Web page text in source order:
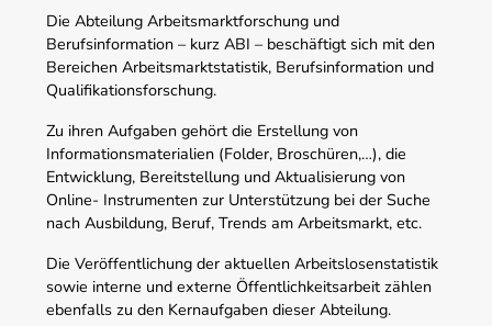
Die Abteilung Arbeitsmarktforschung und
Berufsinformation – kurz ABI – beschäftigt sich mit den
Bereichen Arbeitsmarktstatistik, Berufsinformation und
Qualifikationsforschung.
Zu ihren Aufgaben gehört die Erstellung von
Informationsmaterialien (Folder, Broschüren,…), die
Entwicklung, Bereitstellung und Aktualisierung von
Online- Instrumenten zur Unterstützung bei der Suche
nach Ausbildung, Beruf, Trends am Arbeitsmarkt, etc.
Die Veröffentlichung der aktuellen Arbeitslosenstatistik
sowie interne und externe Öffentlichkeitsarbeit zählen
ebenfalls zu den Kernaufgaben dieser Abteilung.